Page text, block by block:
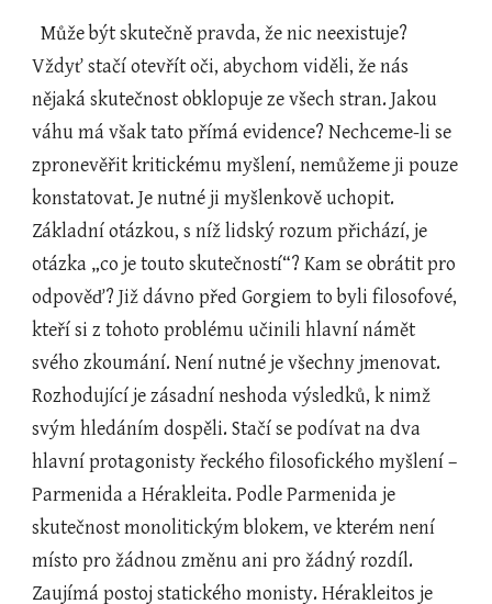
  Může být skutečně pravda, že nic neexistuje?
Vždyť stačí otevřít oči, abychom viděli, že nás
nějaká skutečnost obklopuje ze všech stran. Jakou
váhu má však tato přímá evidence? Nechceme-li se
zpronevěřit kritickému myšlení, nemůžeme ji pouze
konstatovat. Je nutné ji myšlenkově uchopit.
Základní otázkou, s níž lidský rozum přichází, je
otázka „co je touto skutečností“? Kam se obrátit pro
odpověď? Již dávno před Gorgiem to byli filosofové,
kteří si z tohoto problému učinili hlavní námět
svého zkoumání. Není nutné je všechny jmenovat.
Rozhodující je zásadní neshoda výsledků, k nimž
svým hledáním dospěli. Stačí se podívat na dva
hlavní protagonisty řeckého filosofického myšlení –
Parmenida a Hérakleita. Podle Parmenida je
skutečnost monolitickým blokem, ve kterém není
místo pro žádnou změnu ani pro žádný rozdíl.
Zaujímá postoj statického monisty. Hérakleitos je